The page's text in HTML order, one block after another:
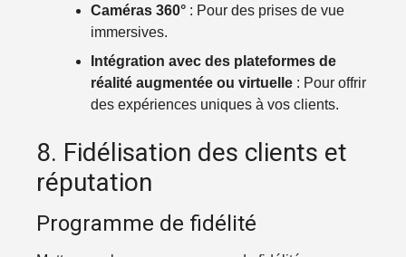
Caméras 360° : Pour des prises de vue
immersives.
Intégration avec des plateformes de
réalité augmentée ou virtuelle : Pour offrir
des expériences uniques à vos clients.
8. Fidélisation des clients et
réputation
Programme de fidélité